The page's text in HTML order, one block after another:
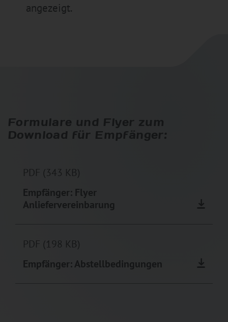
angezeigt.
Formulare und Flyer zum
Download für Empfänger:
PDF (343 KB)
Empfänger: Flyer
Anliefervereinbarung
PDF (198 KB)
Empfänger: Abstellbedingungen